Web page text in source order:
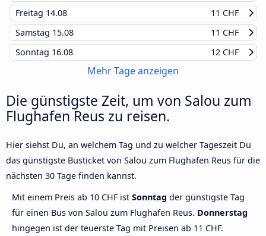
Freitag 14.08
11 CHF
Samstag 15.08
11 CHF
Sonntag 16.08 12 CHF
Mehr Tage anzeigen
Die günstigste Zeit, um von Salou zum
Flughafen Reus zu reisen.
Hier siehst Du, an welchem Tag und zu welcher Tageszeit Du
das günstigste Busticket von Salou zum Flughafen Reus für die
nächsten 30 Tage finden kannst.
Mit einem Preis ab 10 CHF ist Sonntag der günstigste Tag
für einen Bus von Salou zum Flughafen Reus. Donnerstag
hingegen ist der teuerste Tag mit Preisen ab 11 CHF.